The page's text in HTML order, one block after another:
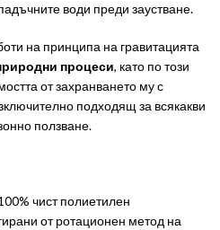
води преди заустване.
на принципа на гравитацията
процеси, като по този
от захранването му с
подходящ за всякакви
ползване.
чист полиетилен
от ротационен метод на